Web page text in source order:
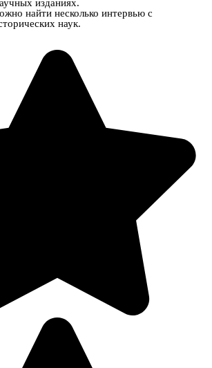
изданиях.
найти несколько интервью с
наук.